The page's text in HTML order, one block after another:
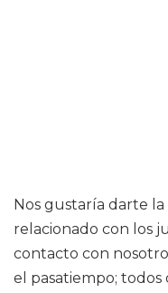
Nos gustaría darte
relacionado con los
contacto con
el pasatiempo; todos